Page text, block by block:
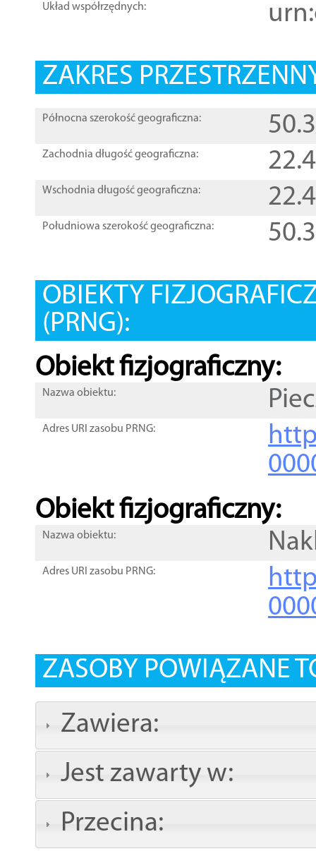
Układ współrzędnych:
ZAKRES
Północna szerokość geograficzna:
Zachodnia długość geograficzna:
Wschodnia długość geograficzna:
Południowa szerokość geograficzna:
OBIEKTY
(PRNG):
Obiekt fizjograficzny:
Nazwa obiektu:
Adres URI zasobu PRNG:
Obiekt fizjograficzny:
Nazwa obiektu:
Adres URI zasobu PRNG:
ZASOBY POWIĄZANE
Zawiera:
Jest zawarty w:
Przecina: